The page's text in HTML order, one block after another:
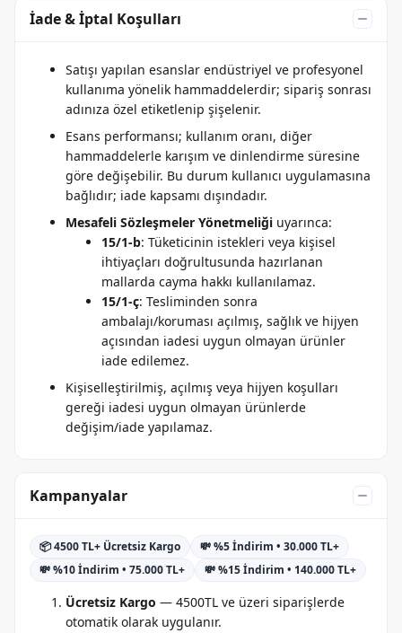
İade & İptal Koşulları
Satışı yapılan esanslar endüstriyel ve profesyonel
kullanıma yönelik hammaddelerdir; sipariş sonrası
adınıza özel etiketlenip şişelenir.
Esans performansı; kullanım oranı, diğer
hammaddelerle karışım ve dinlendirme süresine
göre değişebilir. Bu durum kullanıcı uygulamasına
bağlıdır; iade kapsamı dışındadır.
Mesafeli Sözleşmeler Yönetmeliği uyarınca:
15/1-b: Tüketicinin istekleri veya kişisel
ihtiyaçları doğrultusunda hazırlanan
mallarda cayma hakkı kullanılamaz.
15/1-ç: Tesliminden sonra
ambalajı/koruması açılmış, sağlık ve hijyen
açısından iadesi uygun olmayan ürünler
iade edilemez.
Kişiselleştirilmiş, açılmış veya hijyen koşulları
gereği iadesi uygun olmayan ürünlerde
değişim/iade yapılamaz.
Kampanyalar
📦 4500 TL+ Ücretsiz Kargo
💸 %5 İndirim • 30.000 TL+
💸 %10 İndirim • 75.000 TL+
💸 %15 İndirim • 140.000 TL+
Ücretsiz Kargo — 4500TL ve üzeri siparişlerde
otomatik olarak uygulanır.